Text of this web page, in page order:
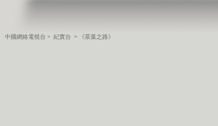
中國網絡電視台 > 紀實台 > 《茶葉之路》